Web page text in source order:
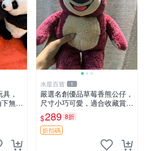
，
無疑
水星百貨 1
嚴選名創優品草莓香熊公仔，
尺寸小巧可愛，適合收藏賞玩
30cm 玩具 公仔 草莓熊
$289 8折
折扣碼